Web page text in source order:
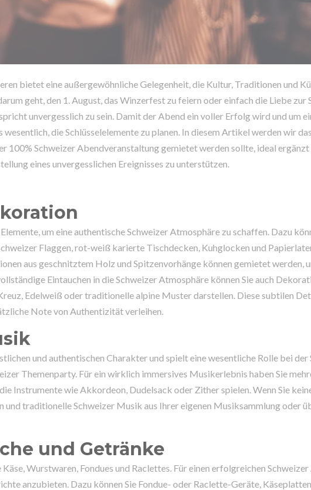
bietet eine außergewöhnliche Gelegenheit, die Kultur, Traditionen und
geht, den 1. August, das Winzerfest zu feiern oder einfach die Liebe zur
unvergesslich zu sein. Damit der Abend ein voller Erfolg wird und um
die Schlüsselelemente zu planen. In diesem Artikel werden wir
100% Schweizer Abendveranstaltung gemietet werden sollte, ideal
eines unvergesslichen Ereignisses zu unterstützen.
um eine authentische Schweizer Atmosphäre zu schaffen. Dazu
Flaggen, rot-weiß karierte Tischdecken, Kuhglocken und
aus geschnitztem Holz und Spitzenvorhänge können gemietet werden,
Eintauchen in die Schweizer Atmosphäre können Sie auch
Edelweiß oder traditionelle alpine Muster darstellen. Diese subtilen
Note von Authentizität verleihen.
und authentischen Charakter und spielt eine wesentliche Rolle bei der
Themenparty. Für ein wirklich immersives Musikerlebnis haben Sie
Instrumente wie Akkordeon, Dudelsack oder Zither spielen. Wenn Sie
und traditionelle Schweizer Musik aus Ihrer eigenen Musiksammlung oder
und Getränke
Wurstwaren, Fondues und Raclettes. Für einen erfolgreichen
anzubieten. Dazu können Sie Fondue- oder Raclette-Geräte,